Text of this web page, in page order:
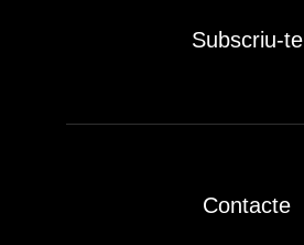
Subscriu-te
Contacte